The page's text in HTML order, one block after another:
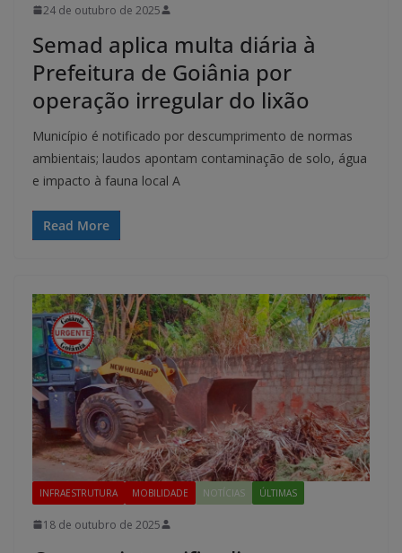
24 de outubro de 2025
Semad aplica multa diária à
Prefeitura de Goiânia por
operação irregular do lixão
Município é notificado por descumprimento de normas
ambientais; laudos apontam contaminação de solo, água
e impacto à fauna local A
Read More
INFRAESTRUTURA MOBILIDADE NOTÍCIAS ÚLTIMAS
18 de outubro de 2025